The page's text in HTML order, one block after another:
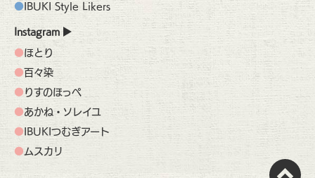
IBUKI Style Likers
Instagram
ほとり
百々染
りすのほっぺ
あかね・ソレイユ
IBUKIつむぎアート
ムスカリ